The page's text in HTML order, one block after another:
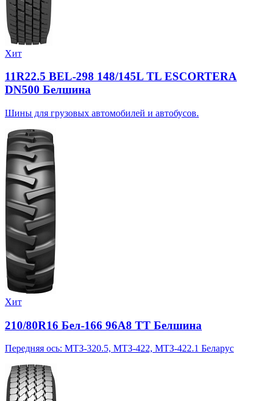
Хит
11R22.5 BEL-298 148/145L TL ESCORTERA
DN500 Белшина
Шины для грузовых автомобилей и автобусов.
Хит
210/80R16 Бел-166 96A8 TT Белшина
Передняя ось: МТЗ-320.5, МТЗ-422, МТЗ-422.1 Беларус